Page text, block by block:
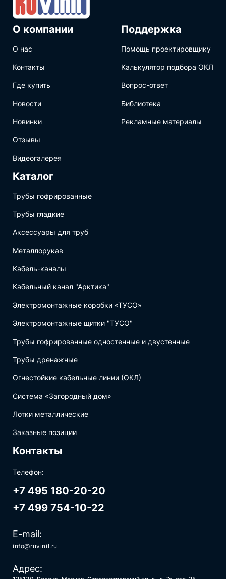
О компании
О нас
Контакты
Где купить
Новости
Новинки
Отзывы
Видеогалерея
Поддержка
Помощь проектировщику
Калькулятор подбора ОКЛ
Вопрос-ответ
Библиотека
Рекламные материалы
Каталог
Трубы гофрированные
Трубы гладкие
Аксессуары для труб
Металлорукав
Кабель-каналы
Кабельный канал "Арктика"
Электромонтажные коробки «ТУСО»
Электромонтажные щитки "ТУСО"
Трубы гофрированные одностенные и двустенные
Трубы дренажные
Огнестойкие кабельные линии (ОКЛ)
Система «Загородный дом»
Лотки металлические
Заказные позиции
Контакты
Телефон:
+7 495 180-20-20
+7 499 754-10-22
E-mail:
info@ruvinil.ru
Адрес: